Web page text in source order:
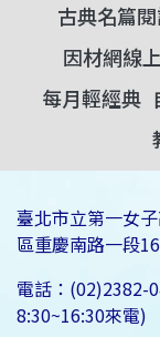
古典名篇
因材網線
每月輕經典
臺北市立第一女
區重慶南路一段
電話：(02)2382-
8:30~16:30來電)